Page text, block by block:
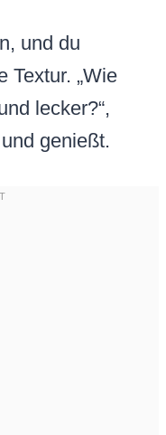
und du
Textur. „Wie
lecker?“,
genießt.